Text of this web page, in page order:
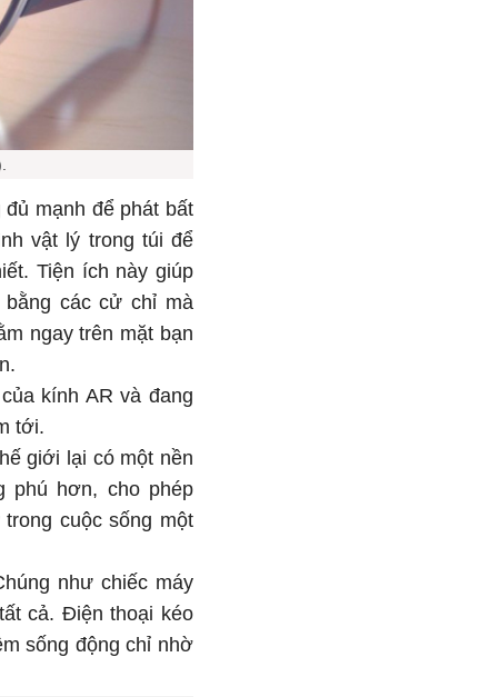
mạnh để phát bất
vật lý trong túi để
Tiện ích này giúp
các cử chỉ mà
ngay trên mặt bạn
kính AR và đang
tới.
giới lại có một nền
phú hơn, cho phép
cuộc sống một
như chiếc máy
cả. Điện thoại kéo
sống động chỉ nhờ